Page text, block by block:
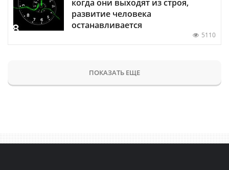
когда они выходят из строя,
развитие человека
останавливается
5110
ПОКАЗАТЬ ЕЩЕ